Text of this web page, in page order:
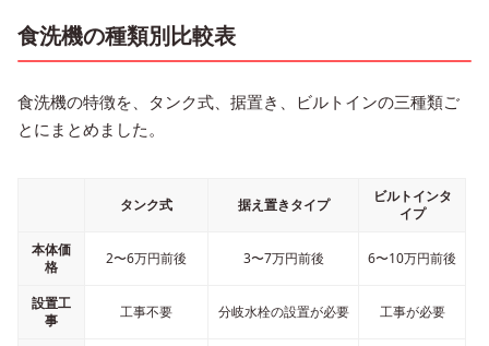
食洗機の種類別比較表
食洗機の特徴を、タンク式、据置き、ビルトインの三種類ご
とにまとめました。
タンク式 据え置きタイプ
ビルトインタ
イプ
本体価
格
2〜6万円前後 3〜7万円前後 6〜10万円前後
設置工
事
工事不要 分岐水栓の設置が必要 工事が必要